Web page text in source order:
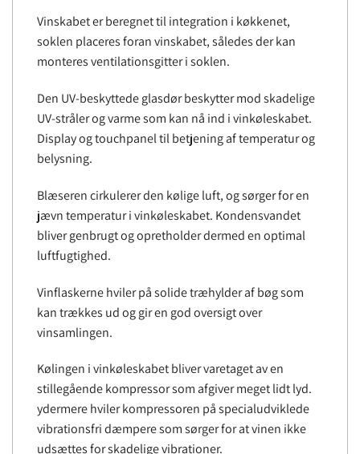
Vinskabet er beregnet til integration i køkkenet,
soklen placeres foran vinskabet, således der kan
monteres ventilationsgitter i soklen.
Den UV-beskyttede glasdør beskytter mod skadelige
UV-stråler og varme som kan nå ind i vinkøleskabet.
Display og touchpanel til betjening af temperatur og
belysning.
Blæseren cirkulerer den kølige luft, og sørger for en
jævn temperatur i vinkøleskabet. Kondensvandet
bliver genbrugt og opretholder dermed en optimal
luftfugtighed.
Vinflaskerne hviler på solide træhylder af bøg som
kan trækkes ud og gir en god oversigt over
vinsamlingen.
Kølingen i vinkøleskabet bliver varetaget av en
stillegående kompressor som afgiver meget lidt lyd.
ydermere hviler kompressoren på specialudviklede
vibrationsfri dæmpere som sørger for at vinen ikke
udsættes for skadelige vibrationer.